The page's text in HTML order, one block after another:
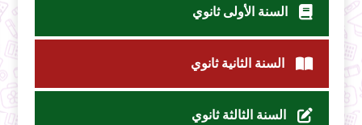
السنة الأولى ثانوي
السنة الثانية ثانوي
السنة الثالثة ثانوي